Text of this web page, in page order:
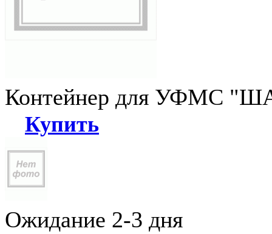
Контейнер для УФМС
Купить
Ожидание 2-3 дня